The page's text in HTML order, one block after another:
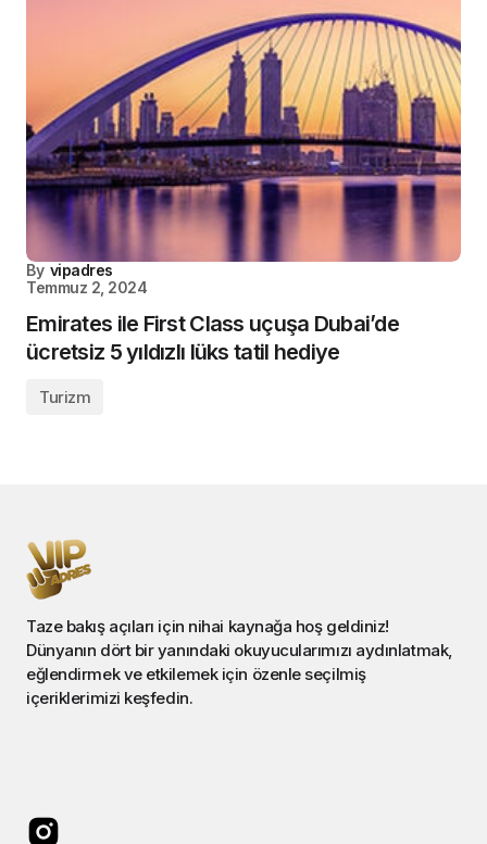
By vipadres
Temmuz 2, 2024
Emirates ile First Class uçuşa Dubai’de
ücretsiz 5 yıldızlı lüks tatil hediye
Turizm
Taze bakış açıları için nihai kaynağa hoş geldiniz!
Dünyanın dört bir yanındaki okuyucularımızı aydınlatmak,
eğlendirmek ve etkilemek için özenle seçilmiş
içeriklerimizi keşfedin.